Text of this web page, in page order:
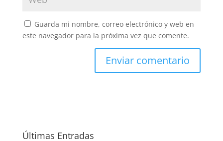
Guarda mi nombre, correo electrónico y web en
este navegador para la próxima vez que comente.
Últimas Entradas